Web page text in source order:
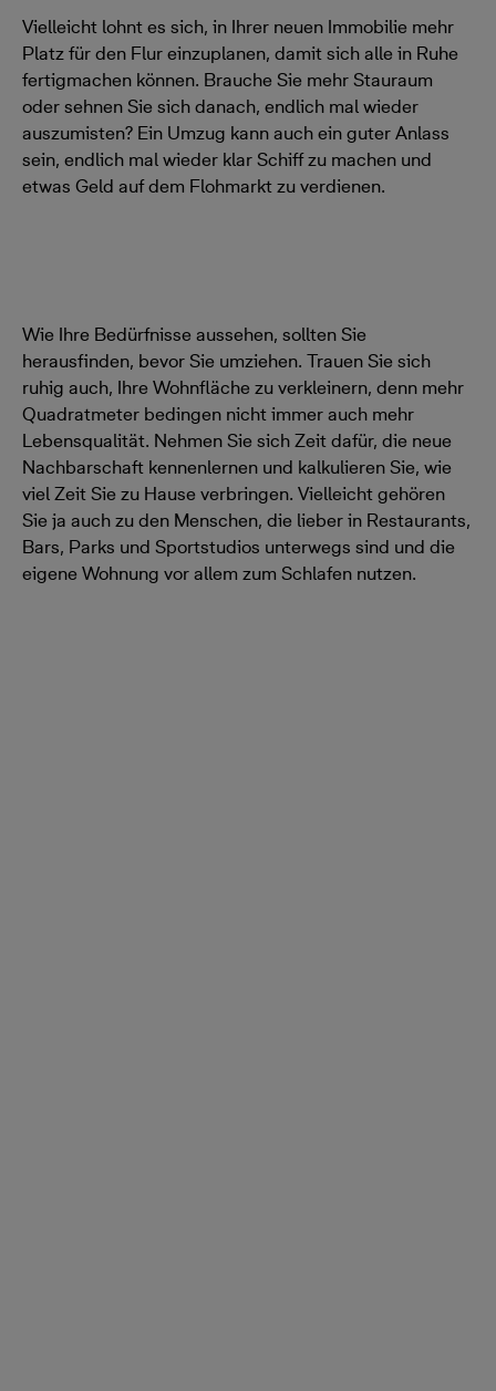
Vielleicht lohnt es sich, in Ihrer neuen Immobilie mehr
Platz für den Flur einzuplanen, damit sich alle in Ruhe
fertigmachen können. Brauche Sie mehr Stauraum
oder sehnen Sie sich danach, endlich mal wieder
auszumisten? Ein Umzug kann auch ein guter Anlass
sein, endlich mal wieder klar Schiff zu machen und
etwas Geld auf dem Flohmarkt zu verdienen.
Wie Ihre Bedürfnisse aussehen, sollten Sie
herausfinden, bevor Sie umziehen. Trauen Sie sich
ruhig auch, Ihre Wohnfläche zu verkleinern, denn mehr
Quadratmeter bedingen nicht immer auch mehr
Lebensqualität. Nehmen Sie sich Zeit dafür, die neue
Nachbarschaft kennenlernen und kalkulieren Sie, wie
viel Zeit Sie zu Hause verbringen. Vielleicht gehören
Sie ja auch zu den Menschen, die lieber in Restaurants,
Bars, Parks und Sportstudios unterwegs sind und die
eigene Wohnung vor allem zum Schlafen nutzen.